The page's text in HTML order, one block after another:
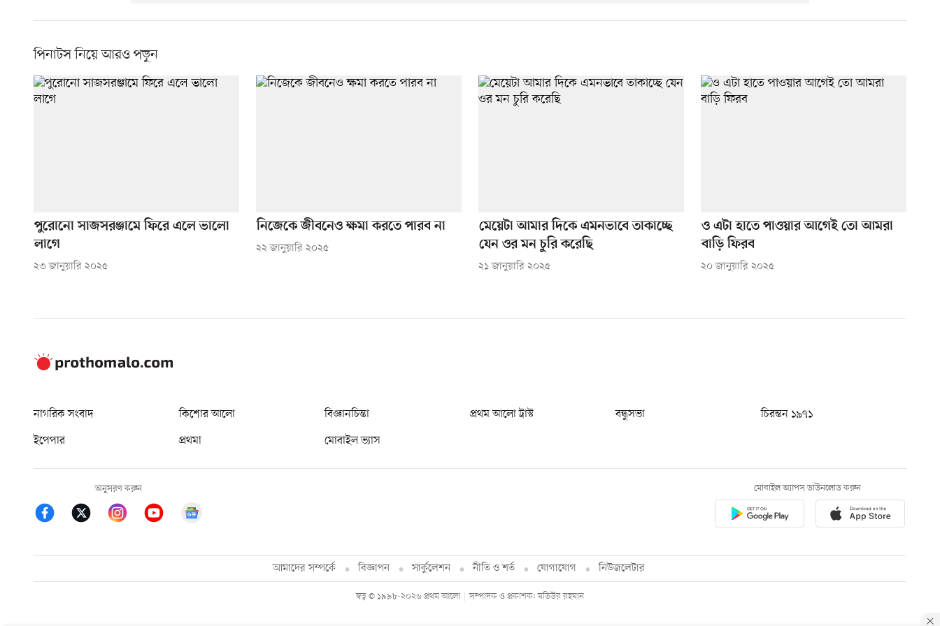
পিনাটস নিয়ে আরও পড়ুন
পুরোনো সাজসরঞ্জামে ফিরে এলে ভালো
লাগে
২৩ জানুয়ারি ২০২৫
নিজেকে জীবনেও ক্ষমা করতে পারব না
২২ জানুয়ারি ২০২৫
মেয়েটা আমার দিকে এমনভাবে তাকাচ্ছে
যেন ওর মন চুরি করেছি
২১ জানুয়ারি ২০২৫
ও এটা হাতে পাওয়ার আগেই তো আমরা
বাড়ি ফিরব
২০ জানুয়ারি ২০২৫
নাগরিক সংবাদ কিশোর আলো বিজ্ঞানচিন্তা প্রথম আলো ট্রাস্ট বন্ধুসভা
চিরন্তন ১৯৭১
ইপেপার
প্রথমা মোবাইল ভ্যাস
অনুসরণ করুন মোবাইল অ্যাপস ডাউনলোড করুন
আমাদের সম্পর্কে বিজ্ঞাপন সার্কুলেশন নীতি ও শর্ত যোগাযোগ নিউজলেটার
স্বত্ব © ১৯৯৮-২০২৬ প্রথম আলো সম্পাদক ও প্রকাশক: মতিউর রহমান